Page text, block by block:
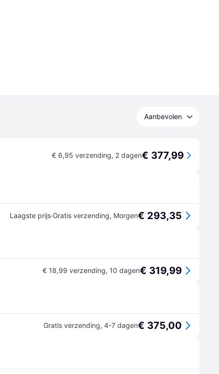
Aanbevolen
€ 6,95 verzending, 2 dagen€ 377,99
Laagste prijs·Gratis verzending, Morgen€ 293,35
€ 18,99 verzending, 10 dagen€ 319,99
Gratis verzending, 4-7 dagen€ 375,00